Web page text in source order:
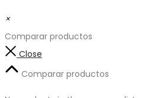
×
Comparar productos
Close
Comparar productos